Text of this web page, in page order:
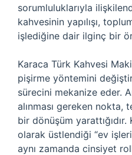
sorumluluklarıyla
kahvesinin yapılışı,
işlediğine dair ilginç bir
Karaca Türk Kahvesi
pişirme yöntemini
sürecini mekanize eder.
alınması gereken nokta,
bir dönüşüm yarattığıdır.
olarak üstlendiği “ev
aynı zamanda cinsiyet